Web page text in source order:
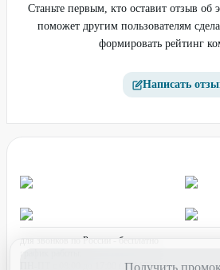
Получить
Станьте первым, кто оставит отзыв об
поможет другим пользователям
формировать рейтинг
Написать
для звонков по России - бесплатно
ПН-ПТ с 08:00 до 17:00 (по МСК)